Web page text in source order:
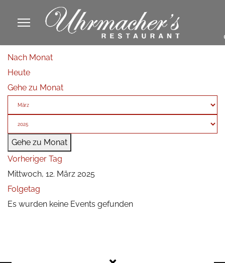
Nach Monat
Heute
Gehe zu Monat
Gehe zu Monat
Vorheriger Tag
Mittwoch, 12. März 2025
Folgetag
Es wurden keine Events gefunden